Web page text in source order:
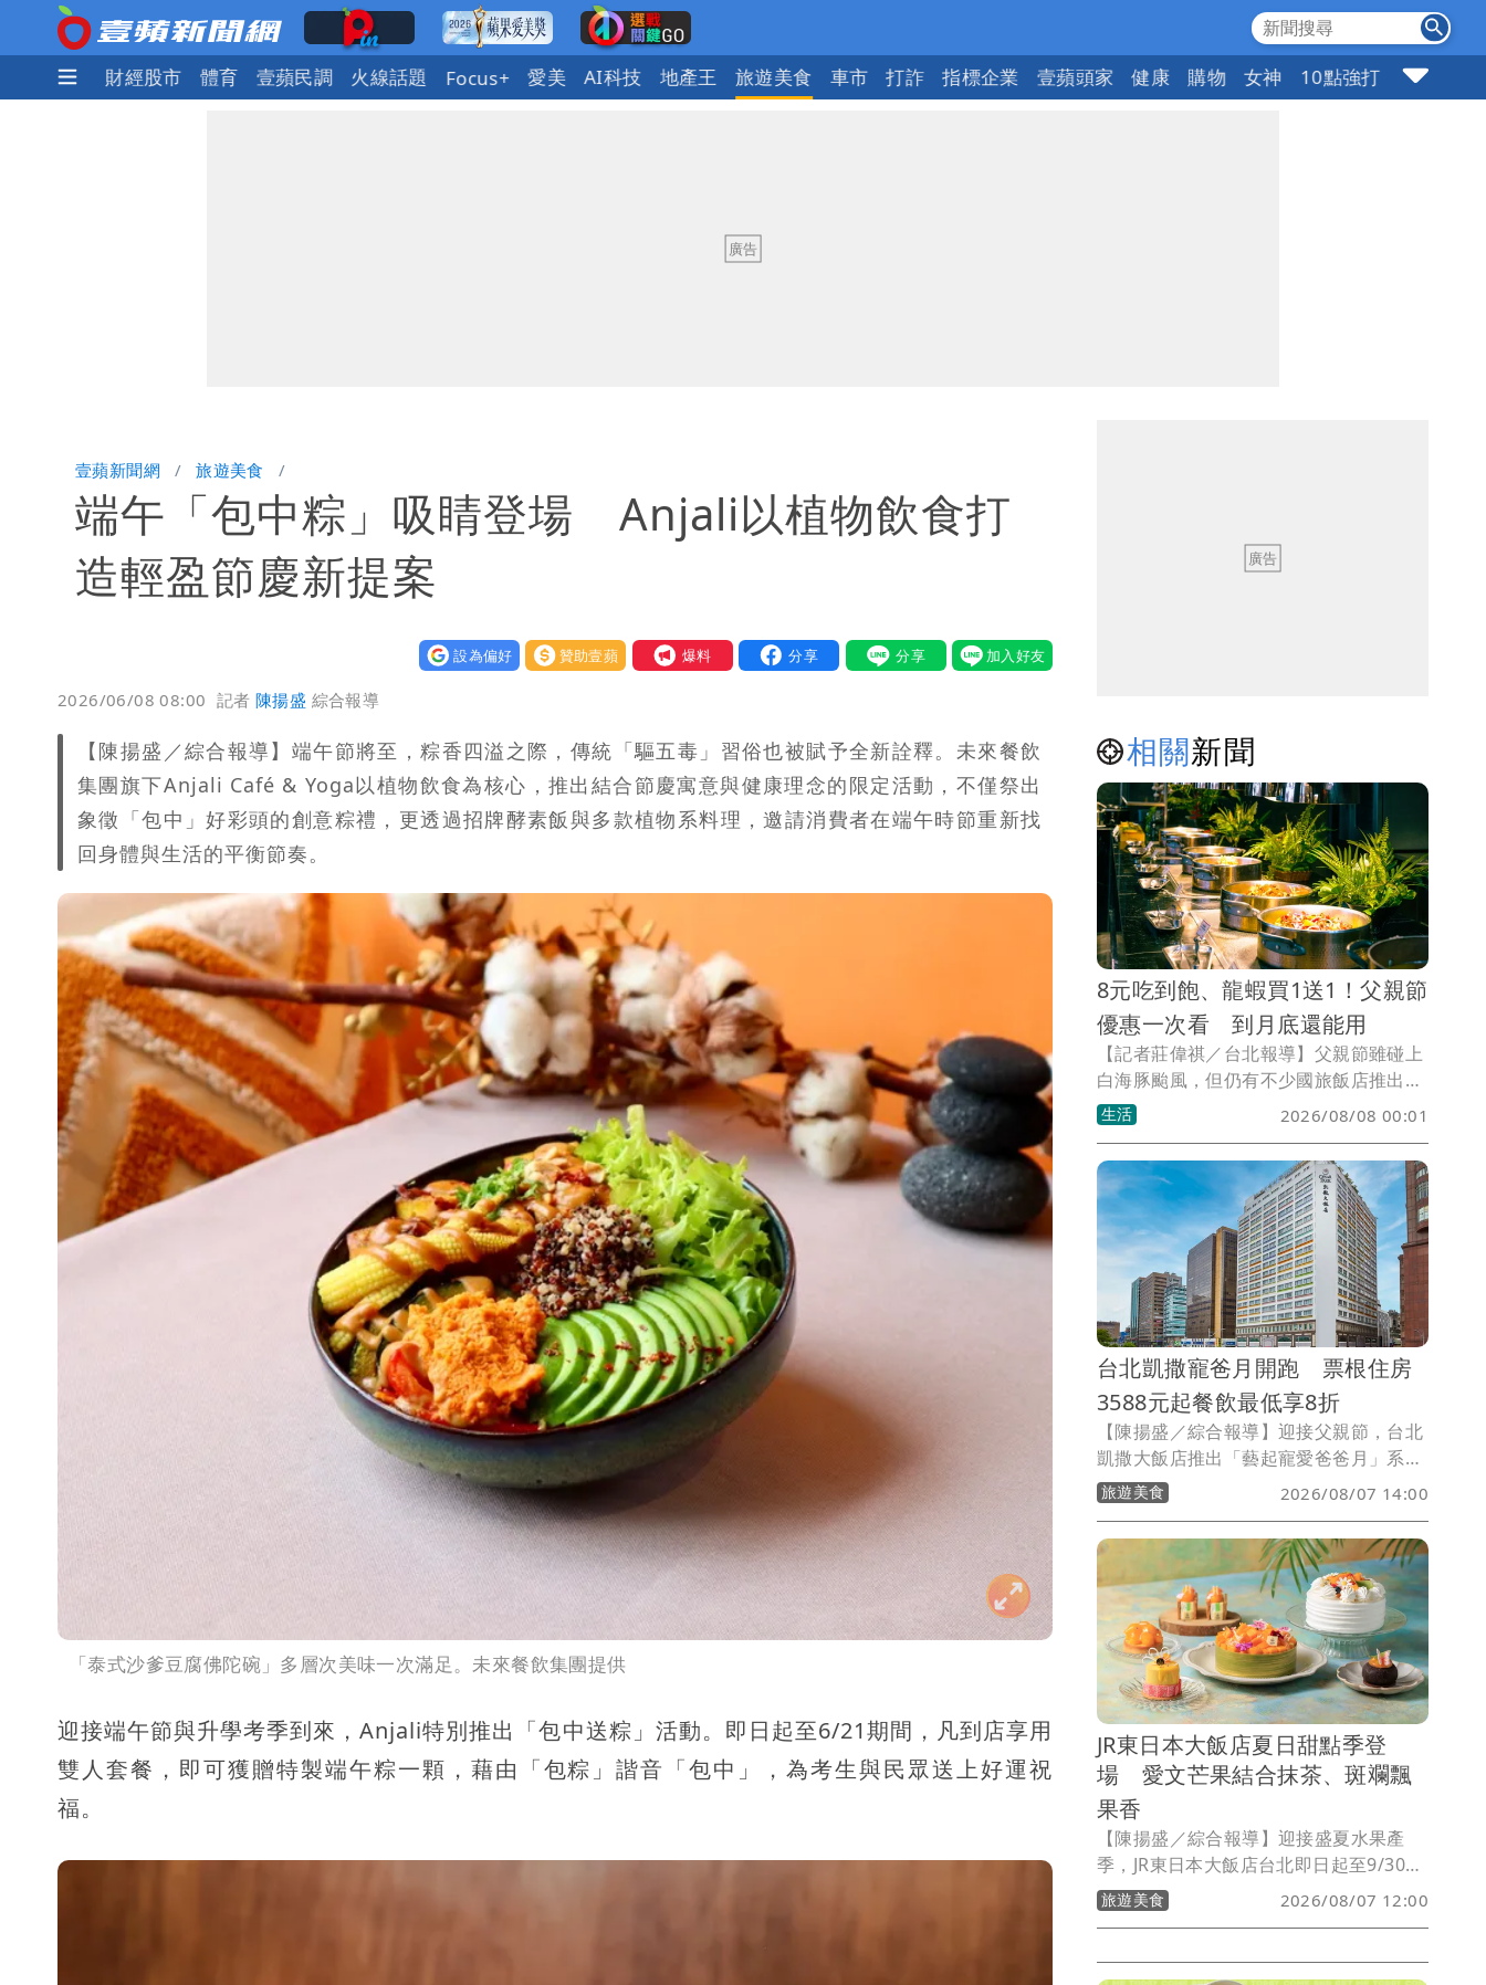
國際 財經股市 體育 壹蘋民調 火線話題 Focus+ 愛美 AI科技 地產王 旅遊美食 車市 打詐 指標企業 壹蘋頭家 健康 購物 女神 10點強打
壹蘋新聞網 旅遊美食
端午「包中粽」吸睛登場 Anjali以植物飲食打
造輕盈節慶新提案
設為偏好 贊助壹蘋 我要爆料
2026/06/08 08:00 記者陳揚盛 綜合報導
【陳揚盛／綜合報導】端午節將至，粽香四溢之際，傳統「驅五毒」習俗也被賦予全新詮釋。未來餐飲
集團旗下Anjali Café & Yoga以植物飲食為核心，推出結合節慶寓意與健康理念的限定活動，不僅祭出
象徵「包中」好彩頭的創意粽禮，更透過招牌酵素飯與多款植物系料理，邀請消費者在端午時節重新找
回身體與生活的平衡節奏。
「泰式沙爹豆腐佛陀碗」多層次美味一次滿足。未來餐飲集團提供
迎接端午節與升學考季到來，Anjali特別推出「包中送粽」活動。即日起至6/21期間，凡到店享用
雙人套餐，即可獲贈特製端午粽一顆，藉由「包粽」諧音「包中」，為考生與民眾送上好運祝
福。
相關新聞
8元吃到飽、龍蝦買1送1！父親節
優惠一次看 到月底還能用
【記者莊偉祺／台北報導】父親節雖碰上
白海豚颱風，但仍有不少國旅飯店推出優
惠可把握，如8元吃到飽、龍蝦買1送1
等，能品嚐西餐廳、涮涮鍋或泰式料理等
美食，部分還適用至月底，後續也可找時
間慶祝吃大餐。
生活 2026/08/08 00:01
台北凱撒寵爸月開跑 票根住房
3588元起餐飲最低享8折
【陳揚盛／綜合報導】迎接父親節，台北
凱撒大飯店推出「藝起寵愛爸爸月」系列
優惠，即日起祭出住房、餐飲與甜點多重
方案。民眾憑展覽、演唱會、球賽或交通
票根入住，每晚3588元起，還可獲贈全家
禮物卡及北北基好玩卡交通券；館內
Checkers自助餐廳推出姓名含「凱」或
「撒」全桌8折，王朝中餐廳則祭出每人
627元起的合菜優惠。
旅遊美食 2026/08/07 14:00
JR東日本大飯店夏日甜點季登
場 愛文芒果結合抹茶、斑斕飄
果香
【陳揚盛／綜合報導】迎接盛夏水果產
季，JR東日本大飯店台北即日起至9/30於
一樓品頌坊「PREMIER SWEET」推出
「夏日水果甜點季」，由點心房主廚黃伯
鳳梨、白桃、檸檬等當季水果，搭配日本
旅遊美食 2026/08/07 12:00